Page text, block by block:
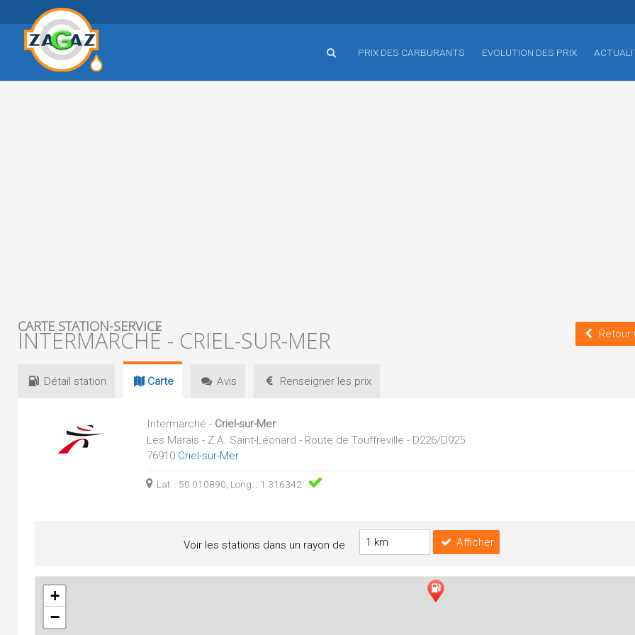
PRIX DES CARBURANTS EVOLUTION DES PRIX
CARTE STATION-SERVICE
INTERMARCHÉ - CRIEL-SUR-MER Retour
Détail station Carte Avis Renseigner les prix
Intermarché - Criel-sur-Mer
Les Marais - Z.A. Saint-Léonard - Route de Touffreville - D226/D925
76910 Criel-sur-Mer
Lat. : 50.010890, Long. : 1.316342
Voir les stations dans un rayon de Afficher
+
−